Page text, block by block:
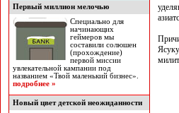
Первый миллион мелочью
Специально для
начинающих
геймеров мы
составили солюшен
(прохождение)
первой миссии
увлекательной кампании под
названием «Твой маленький бизнес».
подробнее »
Новый цвет детской неожиданности